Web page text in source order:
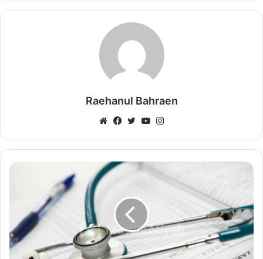
Raehanul Bahraen
WebsiteFacebook
TwitterYouTube